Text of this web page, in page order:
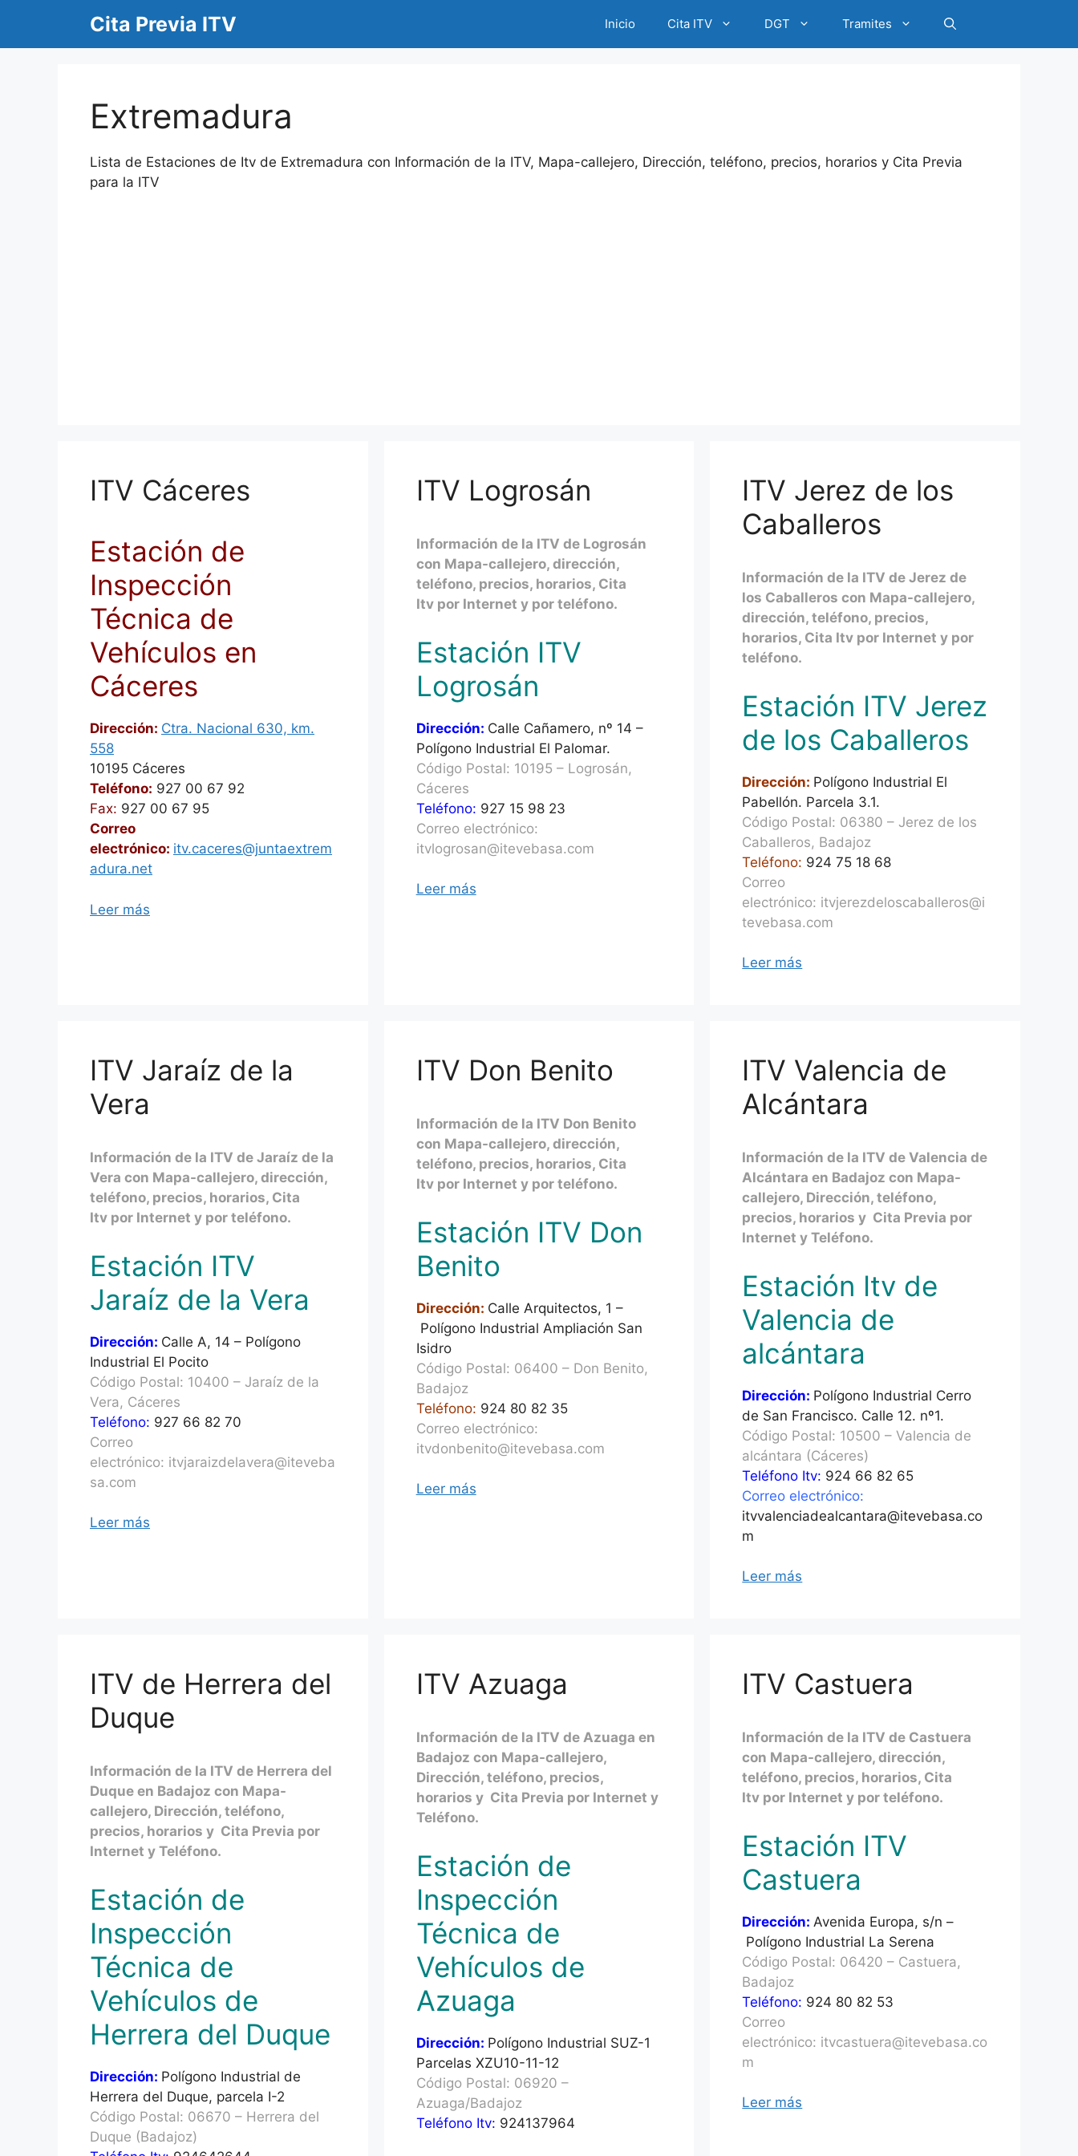
contenido
Cita Previa ITV Inicio Cita ITV DGT Tramites
Extremadura
Lista de Estaciones de Itv de Extremadura con Información de la ITV, Mapa-callejero, Dirección, teléfono, precios, horarios y Cita Previa
para la ITV
ITV Cáceres
Estación de
Inspección
Técnica de
Vehículos en
Cáceres
Dirección: Ctra. Nacional 630, km.
558
10195 Cáceres
Teléfono: 927 00 67 92
Fax: 927 00 67 95
Correo
electrónico: itv.caceres@juntaextrem
adura.net
Leer más
ITV Logrosán
Información de la ITV de Logrosán
con Mapa-callejero, dirección,
teléfono, precios, horarios, Cita
Itv por Internet y por teléfono.
Estación ITV
Logrosán
Dirección: Calle Cañamero, nº 14 –
Polígono Industrial El Palomar.
Código Postal: 10195 – Logrosán,
Cáceres
Teléfono: 927 15 98 23
Correo electrónico:
itvlogrosan@itevebasa.com
Leer más
ITV Jerez de los
Caballeros
Información de la ITV de Jerez de
los Caballeros con Mapa-callejero,
dirección, teléfono, precios,
horarios, Cita Itv por Internet y por
teléfono.
Estación ITV Jerez
de los Caballeros
Dirección: Polígono Industrial El
Pabellón. Parcela 3.1.
Código Postal: 06380 – Jerez de los
Caballeros, Badajoz
Teléfono: 924 75 18 68
Correo
electrónico: itvjerezdeloscaballeros@i
tevebasa.com
Leer más
ITV Jaraíz de la
Vera
Información de la ITV de Jaraíz de la
Vera con Mapa-callejero, dirección,
teléfono, precios, horarios, Cita
Itv por Internet y por teléfono.
Estación ITV
Jaraíz de la Vera
Dirección: Calle A, 14 – Polígono
Industrial El Pocito
Código Postal: 10400 – Jaraíz de la
Vera, Cáceres
Teléfono: 927 66 82 70
Correo
electrónico: itvjaraizdelavera@iteveba
sa.com
Leer más
ITV Don Benito
Información de la ITV Don Benito
con Mapa-callejero, dirección,
teléfono, precios, horarios, Cita
Itv por Internet y por teléfono.
Estación ITV Don
Benito
Dirección: Calle Arquitectos, 1 –
Polígono Industrial Ampliación San
Isidro
Código Postal: 06400 – Don Benito,
Badajoz
Teléfono: 924 80 82 35
Correo electrónico:
itvdonbenito@itevebasa.com
Leer más
ITV Valencia de
Alcántara
Información de la ITV de Valencia de
Alcántara en Badajoz con Mapa-
callejero, Dirección, teléfono,
precios, horarios y Cita Previa por
Internet y Teléfono.
Estación Itv de
Valencia de
alcántara
Dirección: Polígono Industrial Cerro
de San Francisco. Calle 12. nº1.
Código Postal: 10500 – Valencia de
alcántara (Cáceres)
Teléfono Itv: 924 66 82 65
Correo electrónico:
itvvalenciadealcantara@itevebasa.co
m
Leer más
ITV de Herrera del
Duque
Información de la ITV de Herrera del
Duque en Badajoz con Mapa-
callejero, Dirección, teléfono,
precios, horarios y Cita Previa por
Internet y Teléfono.
Estación de
Inspección
Técnica de
Vehículos de
Herrera del Duque
Dirección: Polígono Industrial de
Herrera del Duque, parcela I-2
Código Postal: 06670 – Herrera del
Duque (Badajoz)
ITV Azuaga
Información de la ITV de Azuaga en
Badajoz con Mapa-callejero,
Dirección, teléfono, precios,
horarios y Cita Previa por Internet y
Teléfono.
Estación de
Inspección
Técnica de
Vehículos de
Azuaga
Dirección: Polígono Industrial SUZ-1
Parcelas XZU10-11-12
Código Postal: 06920 –
Azuaga/Badajoz
Teléfono Itv: 924137964
ITV Castuera
Información de la ITV de Castuera
con Mapa-callejero, dirección,
teléfono, precios, horarios, Cita
Itv por Internet y por teléfono.
Estación ITV
Castuera
Dirección: Avenida Europa, s/n –
Polígono Industrial La Serena
Código Postal: 06420 – Castuera,
Badajoz
Teléfono: 924 80 82 53
Correo
electrónico: itvcastuera@itevebasa.co
m
Leer más